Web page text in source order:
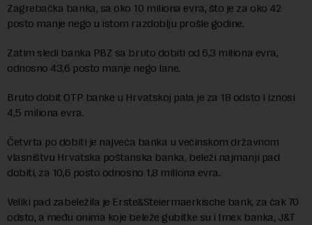
Zagrebačka banka, sa oko 10 miliona evra, što je za oko 42
posto manje nego u istom razdoblju prošle godine.
Zatim sledi banka PBZ sa bruto dobiti od 6,3 miliona evra,
odnosno 43,6 posto manje nego lane.
Bruto dobit OTP banke u Hrvatskoj pala je za 18 odsto i iznosi
4,5 miliona evra.
Četvrta po dobiti je najveća banka u većinskom državnom
vlasništvu Hrvatska poštanska banka, beleži najmanji pad
dobiti, za 10,6 posto odnosno 1,8 miliona evra.
Veliki pad zabeležila je Erste&Steiermaerkische bank, za čak 70
odsto, a među onima koje beleže gubitke su i Imex banka, J&T